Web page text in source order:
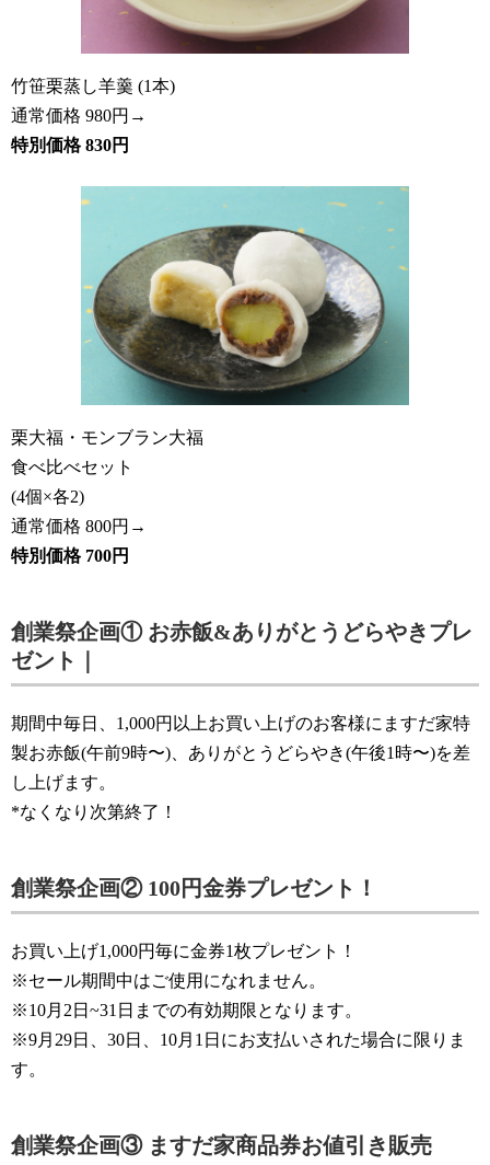
竹笹栗蒸し羊羹 (1本)
通常価格 980円→
特別価格 830円
栗大福・モンブラン大福
食べ比べセット
(4個×各2)
通常価格 800円→
特別価格 700円
創業祭企画① お赤飯&ありがとうどらやきプレ
ゼント｜
期間中毎日、1,000円以上お買い上げのお客様にますだ家特
製お赤飯(午前9時〜)、ありがとうどらやき(午後1時〜)を差
し上げます。
*なくなり次第終了！
創業祭企画② 100円金券プレゼント！
お買い上げ1,000円毎に金券1枚プレゼント！
※セール期間中はご使用になれません。
※10月2日~31日までの有効期限となります。
※9月29日、30日、10月1日にお支払いされた場合に限りま
す。
創業祭企画③ ますだ家商品券お値引き販売